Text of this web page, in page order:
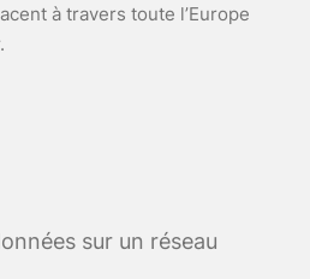
à travers toute l’Europe
sur un réseau